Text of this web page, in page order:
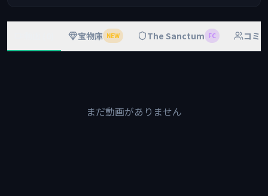
宝物庫 NEW The Sanctum FC コミ
まだ動画がありません